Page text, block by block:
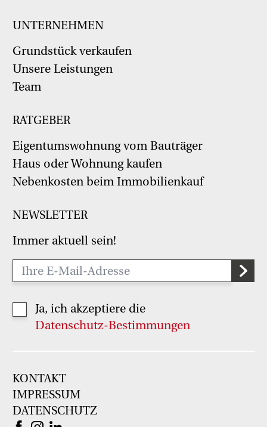
UNTERNEHMEN
Grundstück verkaufen
Unsere Leistungen
Team
RATGEBER
Eigentumswohnung vom Bauträger
Haus oder Wohnung kaufen
Nebenkosten beim Immobilienkauf
NEWSLETTER
Immer aktuell sein!
Ja, ich akzeptiere die
Datenschutz-Bestimmungen
KONTAKT
IMPRESSUM
DATENSCHUTZ